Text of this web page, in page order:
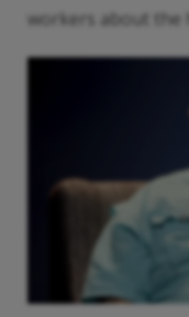
workers about the